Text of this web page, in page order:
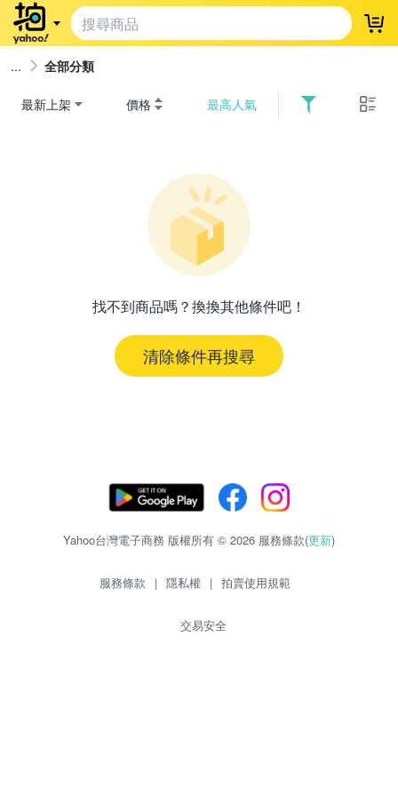
登
全部分類
最新上架 價格 最高人氣
找不到商品嗎？換換其他條件吧！
清除條件再搜尋
Yahoo台灣電子商務 版權所有 © 2026 服務條款(更新)
服務條款 | 隱私權 | 拍賣使用規範
交易安全